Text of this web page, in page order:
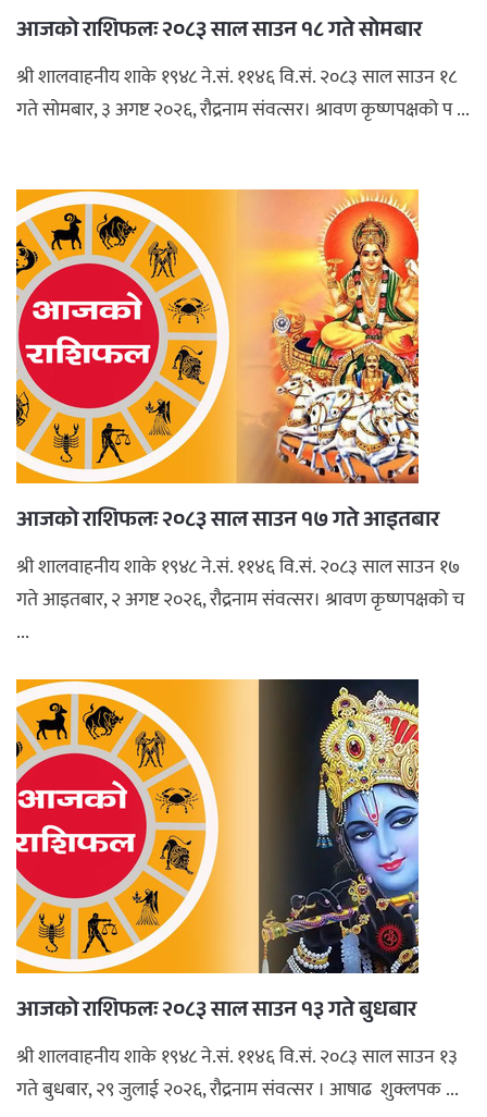
अपराध
छापा समाचार
छापा संस्करण अर्थ
विशेष
अन्तर्राष्ट्रिय / प्रवास
अन्तरवार्ता संस्कृति साहित्य
ब्लग/रिभ्यु
राशिफल
आजको राशिफलः २०८३ साल साउन १८ गते सोमबार
श्री शालवाहनीय शाके १९४८ ने.सं. ११४६ वि.सं. २०८३ साल साउन १८
गते सोमबार, ३ अगष्ट २०२६, रौद्रनाम संवत्सर। श्रावण कृष्णपक्षको प ...
आजको राशिफलः २०८३ साल साउन १७ गते आइतबार
श्री शालवाहनीय शाके १९४८ ने.सं. ११४६ वि.सं. २०८३ साल साउन १७
गते आइतबार, २ अगष्ट २०२६, रौद्रनाम संवत्सर। श्रावण कृष्णपक्षको च
...
आजको राशिफलः २०८३ साल साउन १३ गते बुधबार
श्री शालवाहनीय शाके १९४८ ने.सं. ११४६ वि.सं. २०८३ साल साउन १३
गते बुधबार, २९ जुलाई २०२६, रौद्रनाम संवत्सर । आषाढ शुक्लपक ...